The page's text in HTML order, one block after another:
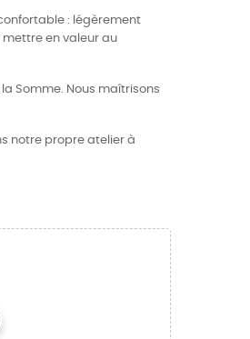
: légèrement
en valeur au
Somme. Nous maîtrisons
notre propre atelier à